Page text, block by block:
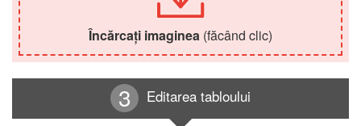
Încărcați imaginea (făcând clic)
Editarea tabloului